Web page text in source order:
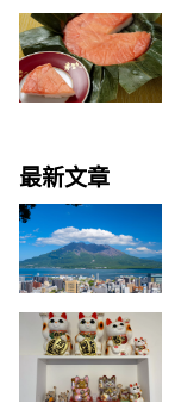
最新文章